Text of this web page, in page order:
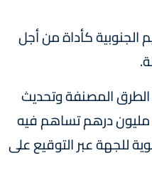
الجنوبية كأداة من أجل
الطرق المصنفة وتحديث
الطرق غير المصنفة وصيانة الطرق و إصلاحها وذلك بتخصيص مبلغ 2 مليار و270 مليون درهم تساهم فيه
للجهة عبر التوقيع على